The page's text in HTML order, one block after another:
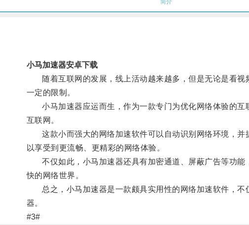
简介
小马加速器安卓下载
随着互联网的发展，线上活动越来越多，但是无论是看视
一定的限制。
小马加速器应运而生，作为一款专门为优化网络体验的互
互联网。
这款小而强大的网络加速软件可以自动识别网络环境，并
以享受到更流畅、更精彩的网络体验。
不仅如此，小马加速器还具有加密通道、屏蔽广告等功能
快的网络世界。
总之，小马加速器是一款颇具实用性的网络加速软件，不
器。
#3#